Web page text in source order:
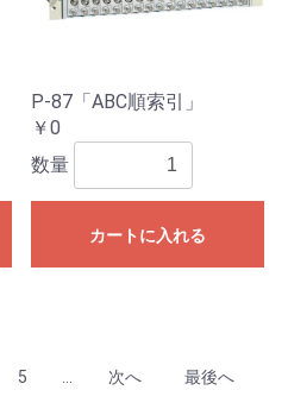
P-87「ABC順索引」
￥0
数量
カートに入れる
5 ... 次へ 最後へ